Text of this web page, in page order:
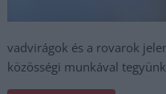
vadvirágok és a rovarok
közösségi munkával